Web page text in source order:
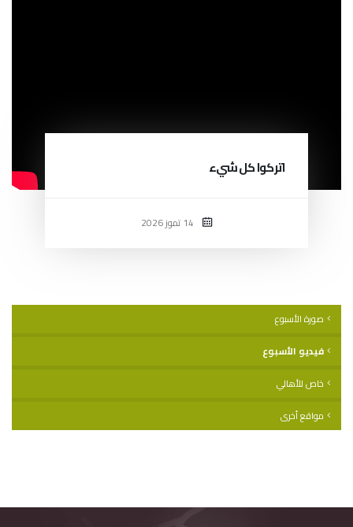
اتركوا كل شيء
صورة الأسبوع
فيديو الأسبوع
خاص للأهالي
مواقع أخرى